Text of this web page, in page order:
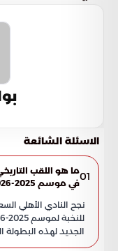
الاسئلة الشائعة
01ما هو اللقب
في موسم 2025-2026؟
نجح النادي الأهلي
الجديد لهذه البطولة